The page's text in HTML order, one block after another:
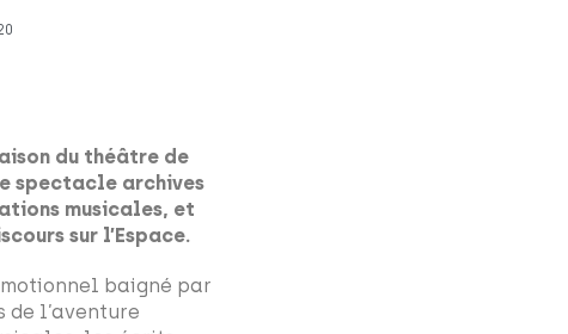
du théâtre de
spectacle archives
musicales, et
sur l’Espace.
baigné par
l’aventure